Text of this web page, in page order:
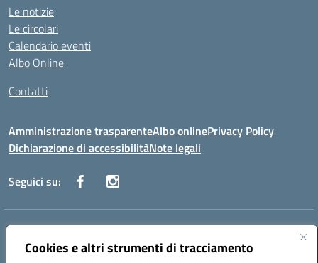
Cookies e altri strumenti di tracciamento
Le notizie
Le circolari
Calendario eventi
Albo Online
Contatti
Amministrazione trasparenteAlbo onlinePrivacy Policy
Dichiarazione di accessibilitàNote legali
Seguici su:
Indirizzo:
Centralino:0881636571 Email:fgps040004@istruzione.it